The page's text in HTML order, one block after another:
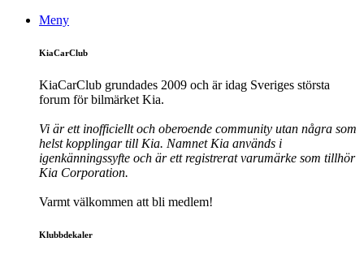
Meny
KiaCarClub
KiaCarClub grundades 2009 och är idag Sveriges största
forum för bilmärket Kia.
Vi är ett inofficiellt och oberoende community utan några som
helst kopplingar till Kia. Namnet Kia används i
igenkänningssyfte och är ett registrerat varumärke som tillhör
Kia Corporation.
Varmt välkommen att bli medlem!
Klubbdekaler